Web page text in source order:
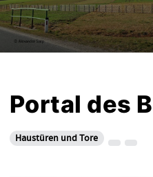
Portal des
Haustüren und Tore